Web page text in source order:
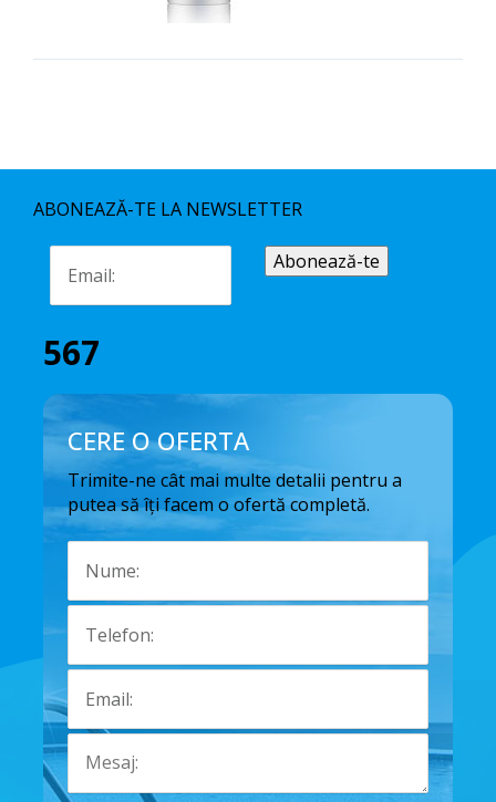
ABONEAZĂ-TE LA NEWSLETTER
567
CERE O OFERTA
Trimite-ne cât mai multe detalii pentru a
putea să îți facem o ofertă completă.